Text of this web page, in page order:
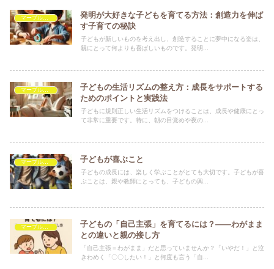
マーブルを救いたい
発明が大好きな子どもを育てる方法：創造力を伸ば
す子育ての秘訣
子どもが新しいものを考え出し、創造することに夢中になる姿は、
親にとって何よりも喜ばしいものです。発明...
マーブルを救いたい
子どもの生活リズムの整え方：成長をサポートする
ためのポイントと実践法
子どもに規則正しい生活リズムをつけることは、成長や健康にとっ
て非常に重要です。特に、朝の目覚めや夜の...
子どもが喜ぶこと
子どもの成長には、楽しく学ぶことがとても大切です。子どもが喜
ぶことは、親や教師にとっても、子どもの興...
マーブルを救いたい
子どもの「自己主張」を育てるには？――わがまま
との違いと親の接し方
「自己主張＝わがまま」だと思っていませんか？「いやだ！」と泣
きわめく「〇〇したい！」と何度も言う「自...